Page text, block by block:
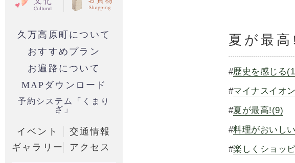
久万高原町について
おすすめプラン
お遍路について
MAPダウンロード
予約システム「くまり
ざ」
イベント
交通情報
ギャラリー
アクセス
夏が最高!
#歴史を感じる
#マイナスイオ
#夏が最高!(9)
#料理がおいし
#楽しくショッ